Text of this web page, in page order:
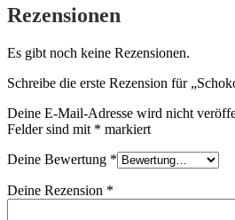
Rezensionen
Es gibt noch keine Rezensionen.
Schreibe die erste Rezension für
Deine E-Mail-Adresse wird nicht
Felder sind mit * markiert
Deine Bewertung *
Deine Rezension *